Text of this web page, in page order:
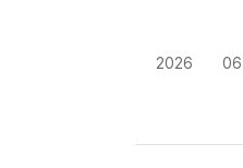
2026